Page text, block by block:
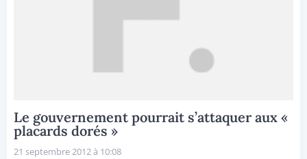
Le gouvernement pourrait s’attaquer aux «
placards dorés »
21 septembre 2012 à 10:08